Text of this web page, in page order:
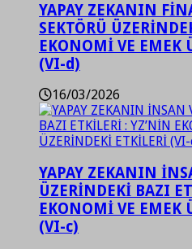
YAPAY ZEKANIN
SEKTÖRÜ
EKONOMİ VE EMEK
(VI-d)
16/03/2026
YAPAY ZEKANIN
ÜZERİNDEKİ BAZI
EKONOMİ VE EMEK
(VI-c)